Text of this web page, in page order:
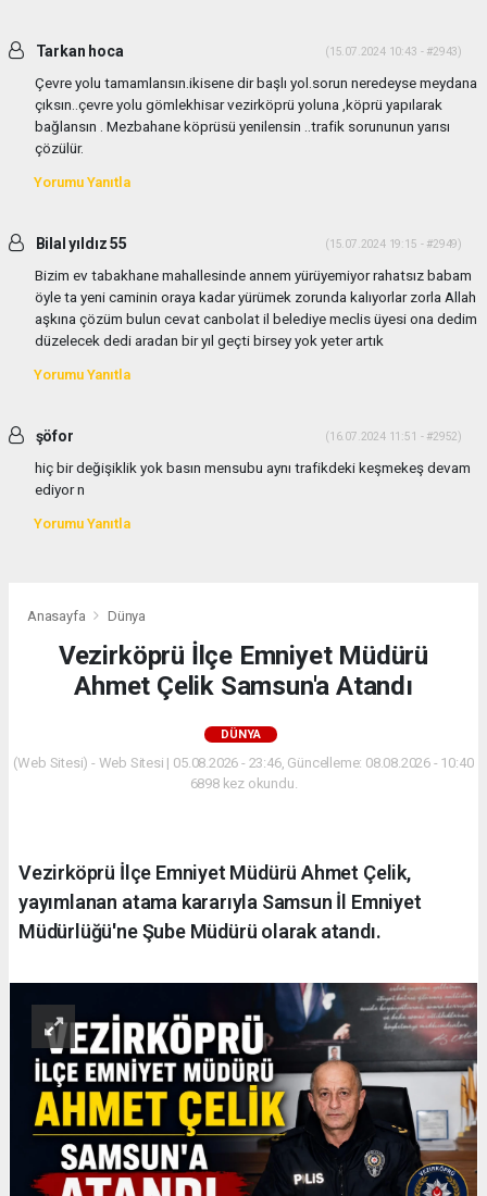
Tarkan hoca (15.07.2024 10:43 - #2943)
Çevre yolu tamamlansın.ikisene dir başlı yol.sorun neredeyse meydana
çıksın..çevre yolu gömlekhisar vezirköprü yoluna ,köprü yapılarak
bağlansın . Mezbahane köprüsü yenilensin ..trafik sorununun yarısı
çözülür.
Yorumu Yanıtla
Bilal yıldız 55 (15.07.2024 19:15 - #2949)
Bizim ev tabakhane mahallesinde annem yürüyemiyor rahatsız babam
öyle ta yeni caminin oraya kadar yürümek zorunda kalıyorlar zorla Allah
aşkına çözüm bulun cevat canbolat il belediye meclis üyesi ona dedim
düzelecek dedi aradan bir yıl geçti birsey yok yeter artık
Yorumu Yanıtla
şöfor (16.07.2024 11:51 - #2952)
hiç bir değişiklik yok basın mensubu aynı trafikdeki keşmekeş devam
ediyor n
Yorumu Yanıtla
Anasayfa Dünya
Vezirköprü İlçe Emniyet Müdürü
Ahmet Çelik Samsun'a Atandı
DÜNYA
(Web Sitesi) - Web Sitesi | 05.08.2026 - 23:46, Güncelleme: 08.08.2026 - 10:40
6898 kez okundu.
Vezirköprü İlçe Emniyet Müdürü Ahmet Çelik,
yayımlanan atama kararıyla Samsun İl Emniyet
Müdürlüğü'ne Şube Müdürü olarak atandı.